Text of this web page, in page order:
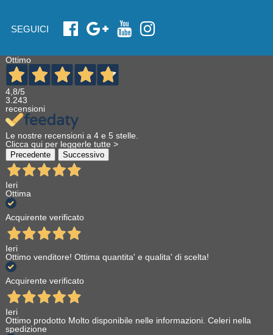
SEGUICI
Ottimo
4,8/5
3.243
recensioni
Le nostre recensioni a 4 e 5 stelle.
Clicca qui per leggerle tutte >
Precedente Successivo
Ieri
Ottima
Acquirente verificato
Ieri
Ottimo venditore! Ottima quantita' e qualita' di scelta!
Acquirente verificato
Ieri
Ottimo prodotto Molto disponibile nelle informazioni. Celeri nella
spedizione